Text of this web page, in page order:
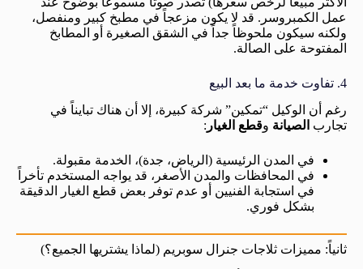
عمل الكمبروسر. قد لا يكون مزعجاً في مطبخ كبير ومنفصل،
ولكنه سيكون ملحوظاً جداً في الشقق الصغيرة أو المطابخ
المفتوحة على الصالة.
4. تفاوت خدمة ما بعد البيع
رغم أن الوكيل “تمكين” شركة كبيرة، إلا أن هناك تبايناً في
تجارب الصيانة وقطع الغيار :
في المدن الرئيسية (الرياض، جدة)، الخدمة مقبولة.
في المحافظات والمدن الأصغر، قد يواجه المستخدم تأخراً
في استجابة الفنيين أو عدم توفر بعض قطع الغيار الدقيقة
بشكل فوري.
ثانياً: مميزات ثلاجات جنرال سوبريم (لماذا يشتريها الجميع؟)